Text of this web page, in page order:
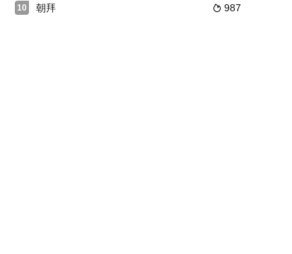
内享有着极高
的把控上一点都不马虎，在保持故事完整性的同时，导演诺明花日更
。与母亲朱音、妹妹舞一起生活的照屋踊，憧憬舞蹈学校的丽莎，开
10  987
朝拜